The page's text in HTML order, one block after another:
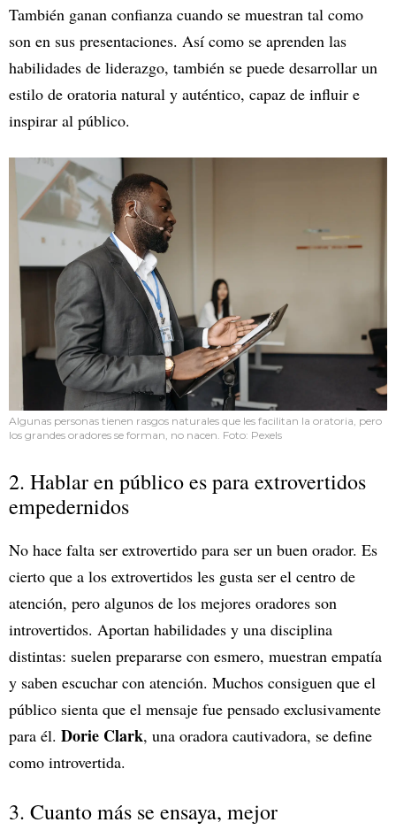
También ganan confianza cuando se muestran tal como
son en sus presentaciones. Así como se aprenden las
habilidades de liderazgo, también se puede desarrollar un
estilo de oratoria natural y auténtico, capaz de influir e
inspirar al público.
Algunas personas tienen rasgos naturales que les facilitan la oratoria, pero
los grandes oradores se forman, no nacen. Foto: Pexels
2. Hablar en público es para extrovertidos
empedernidos
No hace falta ser extrovertido para ser un buen orador. Es
cierto que a los extrovertidos les gusta ser el centro de
atención, pero algunos de los mejores oradores son
introvertidos. Aportan habilidades y una disciplina
distintas: suelen prepararse con esmero, muestran empatía
y saben escuchar con atención. Muchos consiguen que el
público sienta que el mensaje fue pensado exclusivamente
para él. Dorie Clark, una oradora cautivadora, se define
como introvertida.
3. Cuanto más se ensaya, mejor